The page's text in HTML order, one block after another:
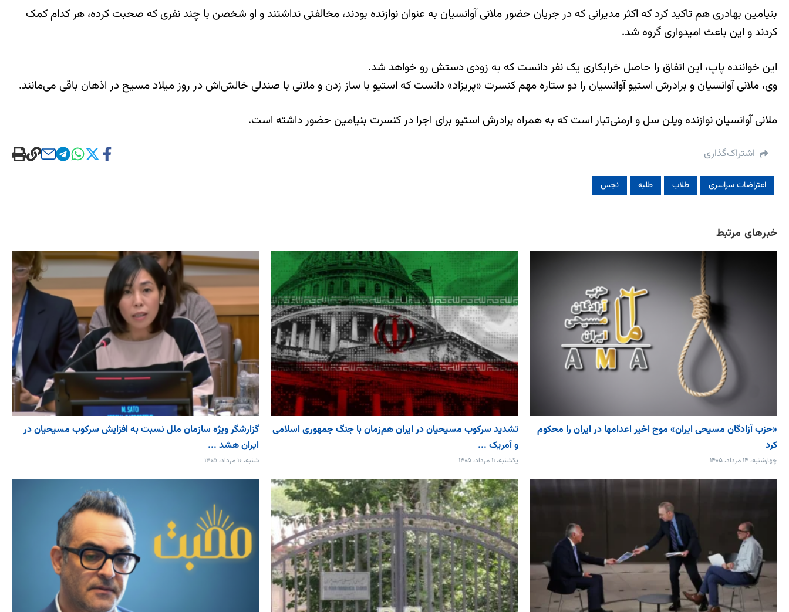
بنیامین بهادری هم تاکید کرد که اکثر مدیرانی که در جریان حضور ملانی آوانسیان به عنوان نوازنده بودند، مخالفتی نداشتند و او شخصن با چند نفری که صحبت کرده، هر کدام کمک
کردند و این باعث امیدواری گروه شد.
این خواننده پاپ، این اتفاق را حاصل خرابکاری یک نفر دانست که به زودی دستش رو خواهد شد.
وی، ملانی آوانسیان و برادرش استیو آوانسیان را دو ستاره مهم کنسرت «پریزاد» دانست که استیو با ساز زدن و ملانی با صندلی خالش‌اش در روز میلاد مسیح در اذهان باقی می‌مانند.
ملانی آوانسیان نوازنده ویلن سل و ارمنی‌تبار است که به همراه برادرش استیو برای اجرا در کنسرت بنیامین حضور داشته است.
اشتراک‌گذاری
اعتراضات سراسری طلاب طلبه نجس
خبرهای مرتبط
«حزب آزادگان مسیحی ایران» موج اخیر اعدامها در ایران را محکوم
کرد
چهارشنبه، ۱۴ مرداد، ۱۴۰۵
تشدید سرکوب مسیحیان در ایران هم‌زمان با جنگ جمهوری اسلامی
و آمریک ...
یکشنبه، ۱۱ مرداد، ۱۴۰۵
گزارشگر ویژه سازمان ملل نسبت به افزایش سرکوب مسیحیان در
ایران هشد ...
شنبه، ۱۰ مرداد، ۱۴۰۵